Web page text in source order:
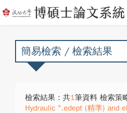
簡易檢索 / 檢索結果
檢索結果：共1筆資料 檢索策
Hydraulic ".edept (精準) and